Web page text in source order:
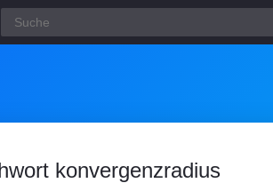
konvergenzradius